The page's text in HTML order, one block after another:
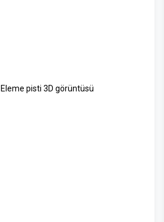
Eleme pisti 3D görüntüsü